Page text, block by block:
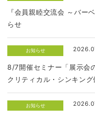
『会員親睦交流会 ～バー
らせ
お知らせ
8/7開催セミナー「展示会
クリティカル・シンキン
お知らせ